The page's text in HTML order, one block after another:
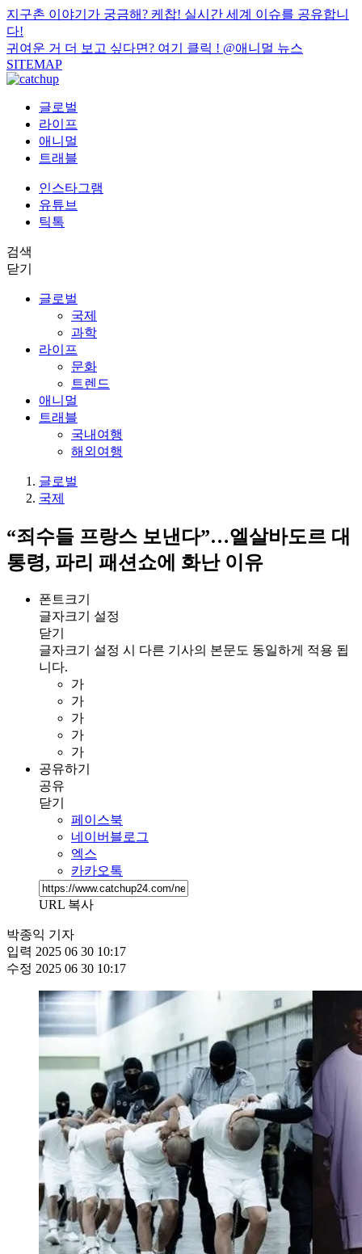
지구촌 이야기가 궁금해? 케찹! 실시간 세계 이슈를 공유합니
다!
귀여운 거 더 보고 싶다면? 여기 클릭 ! @애니멀 뉴스
SITEMAP
글로벌
라이프
애니멀
트래블
인스타그램
유튜브
틱톡
검색
닫기
글로벌
국제
과학
라이프
문화
트렌드
애니멀
트래블
국내여행
해외여행
글로벌
국제
“죄수들 프랑스 보낸다”…엘살바도르 대
통령, 파리 패션쇼에 화난 이유
폰트크기
글자크기 설정
닫기
글자크기 설정 시 다른 기사의 본문도 동일하게 적용 됩
니다.
가
가
가
가
가
공유하기
공유
닫기
페이스북
네이버블로그
엑스
카카오톡
URL 복사
박종익 기자
입력 2025 06 30 10:17
수정 2025 06 30 10:17